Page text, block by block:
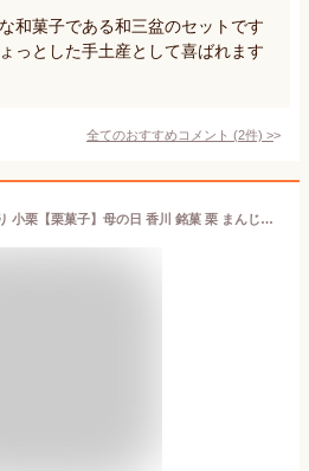
和菓子である和三盆のセットです
っとした手土産として喜ばれます
全てのおすすめコメント (2件) >
【送料無料】栗林のくり 小栗【栗菓子】母の日 香川 銘菓 栗 まんじゅう 白あん 饅頭 栗饅頭 和菓子 ギフト スイーツ 老舗 高級 お取り寄せ 御祝 お祝い 御供 お供え かわいい 可愛い あんこ 手土産 お菓子 贈り物 セット 誕生日 プレゼント